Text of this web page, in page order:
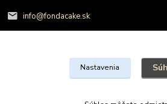
info@fondacake.sk
Nastavenia